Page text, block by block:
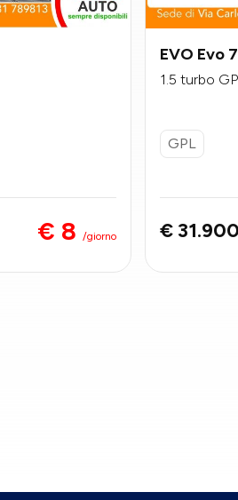
€ 8 /giorno
EVO Evo 7
1.5 turbo
GPL
€ 31.900